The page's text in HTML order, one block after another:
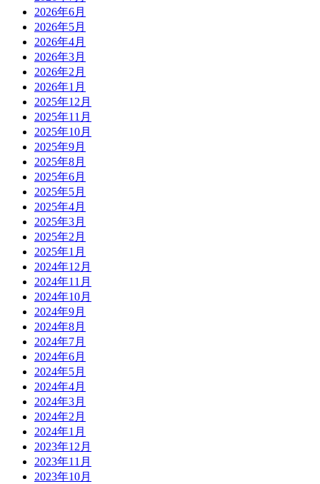
2026年6月
2026年5月
2026年4月
2026年3月
2026年2月
2026年1月
2025年12月
2025年11月
2025年10月
2025年9月
2025年8月
2025年6月
2025年5月
2025年4月
2025年3月
2025年2月
2025年1月
2024年12月
2024年11月
2024年10月
2024年9月
2024年8月
2024年7月
2024年6月
2024年5月
2024年4月
2024年3月
2024年2月
2024年1月
2023年12月
2023年11月
2023年10月